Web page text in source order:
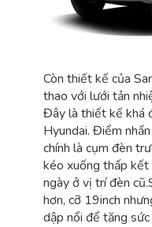
Còn thiết kế của
thao với lưới tản
Đây là thiết kế khá
Hyundai. Điểm
chính là cụm đèn
kéo xuống thấp kết
ngày ở vị trí đèn
hơn, cỡ 19inch
dập nổi để tăng sức